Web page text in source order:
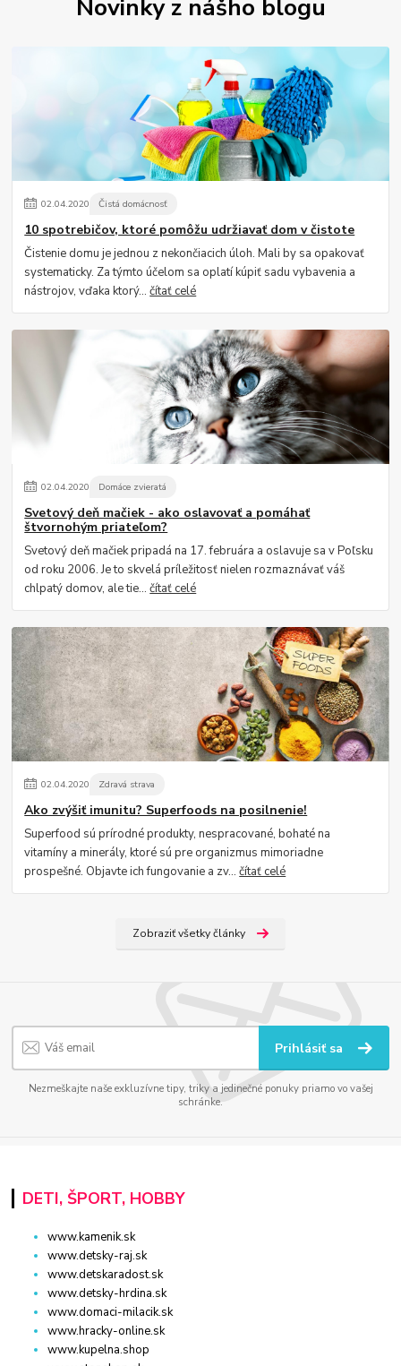
Novinky z nášho blogu
02.04.2020 Čistá domácnosť
10 spotrebičov, ktoré pomôžu udržiavať dom v čistote
Čistenie domu je jednou z nekončiacich úloh. Mali by sa opakovať
systematicky. Za týmto účelom sa oplatí kúpiť sadu vybavenia a
nástrojov, vďaka ktorý...čítať celé
02.04.2020 Domáce zvieratá
Svetový deň mačiek - ako oslavovať a pomáhať
štvornohým priateľom?
Svetový deň mačiek pripadá na 17. februára a oslavuje sa v Poľsku
od roku 2006. Je to skvelá príležitosť nielen rozmaznávať váš
chlpatý domov, ale tie...čítať celé
02.04.2020 Zdravá strava
Ako zvýšiť imunitu? Superfoods na posilnenie!
Superfood sú prírodné produkty, nespracované, bohaté na
vitamíny a minerály, ktoré sú pre organizmus mimoriadne
prospešné. Objavte ich fungovanie a zv...čítať celé
Zobraziť všetky články
Prihlásiť sa
Nezmeškajte naše exkluzívne tipy, triky a jedinečné ponuky priamo vo vašej
schránke.
DETI, ŠPORT, HOBBY
www.kamenik.sk
www.detsky-raj.sk
www.detskaradost.sk
www.detsky-hrdina.sk
www.domaci-milacik.sk
www.hracky-online.sk
www.kupelna.shop